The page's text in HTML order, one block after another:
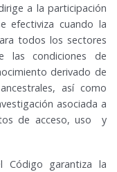
a la participación
efectiviza cuando la
todos los sectores
las condiciones de
derivado de
así como
asociada a
de acceso, uso y
Código garantiza la